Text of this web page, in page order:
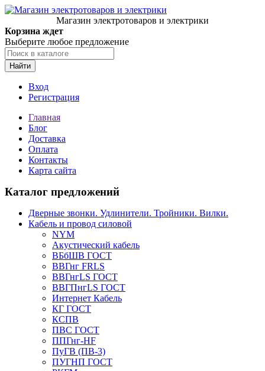
Магазин электротоваров и электрики
Корзина ждет
Выберите любое предложение
Найти
Вход
Регистрация
Главная
Блог
Доставка
Оплата
Контакты
Карта сайта
Каталог предложений
Дверные звонки. Удлинители. Тройники. Вилки.
Кабель и провод силовой
NYM
Акустический кабель
ВБбШВ ГОСТ
ВВГнг FRLS
ВВГнгLS ГОСТ
ВВГПнгLS ГОСТ
Интернет Кабель
КГ ГОСТ
КСПВ
ПВС ГОСТ
ППГнг-HF
ПуГВ (ПВ-3)
ПУГНП ГОСТ